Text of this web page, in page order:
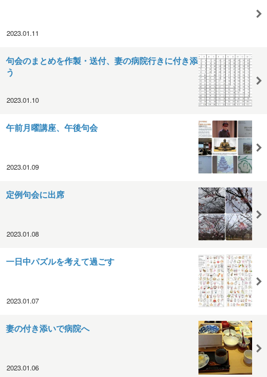
2023.01.11
句会のまとめを作製・送付、妻の病院行きに付き添
う
2023.01.10
午前月曜講座、午後句会
2023.01.09
定例句会に出席
2023.01.08
一日中パズルを考えて過ごす
2023.01.07
妻の付き添いで病院へ
2023.01.06